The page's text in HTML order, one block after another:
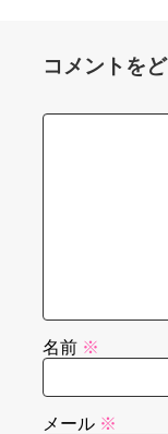
コメントを
名前 ※
メール ※